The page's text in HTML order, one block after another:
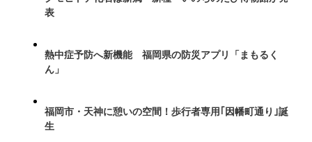
表
熱中症予防へ新機能 福岡県の防災アプリ「まもるく
ん」
福岡市・天神に憩いの空間！歩行者専用｢因幡町通り｣誕
生